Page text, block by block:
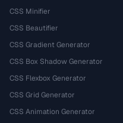
CSS Minifier
CSS Beautifier
CSS Gradient Generator
CSS Box Shadow Generator
CSS Flexbox Generator
CSS Grid Generator
CSS Animation Generator